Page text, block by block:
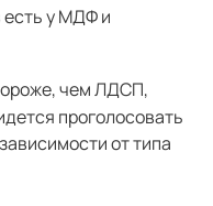
у МДФ и
чем ЛДСП,
проголосовать
от типа